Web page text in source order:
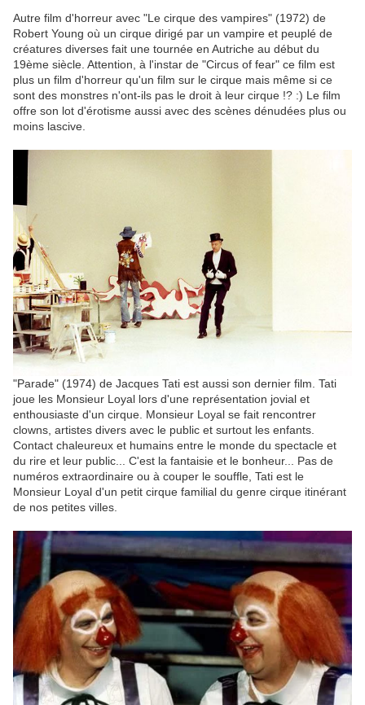
Autre film d'horreur avec "Le cirque des vampires" (1972) de
Robert Young où un cirque dirigé par un vampire et peuplé de
créatures diverses fait une tournée en Autriche au début du
19ème siècle. Attention, à l'instar de "Circus of fear" ce film est
plus un film d'horreur qu'un film sur le cirque mais même si ce
sont des monstres n'ont-ils pas le droit à leur cirque !? :) Le film
offre son lot d'érotisme aussi avec des scènes dénudées plus ou
moins lascive.
"Parade" (1974) de Jacques Tati est aussi son dernier film. Tati
joue les Monsieur Loyal lors d'une représentation jovial et
enthousiaste d'un cirque. Monsieur Loyal se fait rencontrer
clowns, artistes divers avec le public et surtout les enfants.
Contact chaleureux et humains entre le monde du spectacle et
du rire et leur public... C'est la fantaisie et le bonheur... Pas de
numéros extraordinaire ou à couper le souffle, Tati est le
Monsieur Loyal d'un petit cirque familial du genre cirque itinérant
de nos petites villes.